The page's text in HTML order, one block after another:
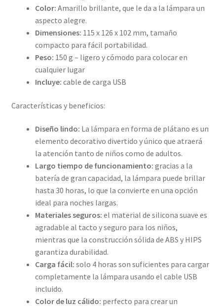
Color: Amarillo brillante, que le da a la lámpara un
aspecto alegre.
Dimensiones: 115 x 126 x 102 mm, tamaño
compacto para fácil portabilidad.
Peso: 150 g – ligero y cómodo para colocar en
cualquier lugar
Incluye: cable de carga USB
Características y beneficios:
Diseño lindo: La lámpara en forma de plátano es un
elemento decorativo divertido y único que atraerá
la atención tanto de niños como de adultos.
Largo tiempo de funcionamiento: gracias a la
batería de gran capacidad, la lámpara puede brillar
hasta 30 horas, lo que la convierte en una opción
ideal para noches largas.
Materiales seguros: el material de silicona suave es
agradable al tacto y seguro para los niños,
mientras que la construcción sólida de ABS y HIPS
garantiza durabilidad.
Carga fácil: solo 4 horas son suficientes para cargar
completamente la lámpara usando el cable USB
incluido.
Color de luz cálido: perfecto para crear un